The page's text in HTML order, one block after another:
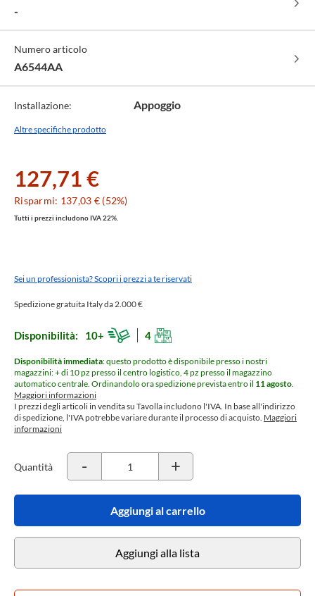
-
Numero articolo
A6544AA
Installazione: Appoggio
Altre specifiche prodotto
127,71 €
Risparmi: 137,03 € (52%)
Tutti i prezzi includono IVA 22%.
Sei un professionista? Scopri i prezzi a te riservati
Spedizione gratuita Italy da 2.000 €
Disponibilità: 10+ 4
Disponibilità immediata: questo prodotto è disponibile presso i nostri
magazzini: + di 10 pz presso il centro logistico, 4 pz presso il magazzino
automatico centrale. Ordinandolo ora spedizione prevista entro il 11 agosto.
Maggiori informazioni
I prezzi degli articoli in vendita su Tavolla includono l'IVA. In base all'indirizzo
di spedizione, l'IVA potrebbe variare durante il processo di acquisto. Maggiori
informazioni
Quantità - +
Aggiungi al carrello
Aggiungi alla lista